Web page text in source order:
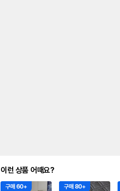
이런 상품 어때요?
구매 60+ 구매 80+